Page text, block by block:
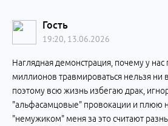
Гость
19:20, 13.06.2026
Наглядная демонстрация, почему у
миллионов травмироваться нельзя ни
поэтому всю жизнь избегаю драк,
"альфасамцовые" провокации и плюю
"немужиком" меня за это считают